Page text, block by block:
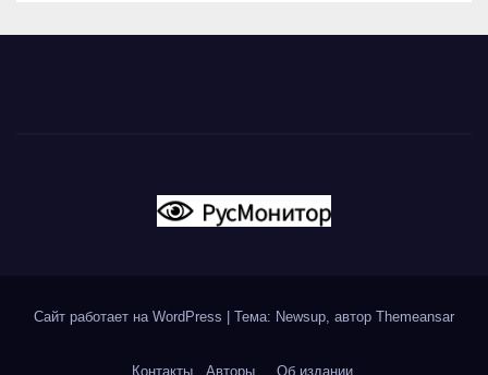
Сайт работает на WordPress Тема: Newsup, автор Themeansar
Контакты Авторы Об издании